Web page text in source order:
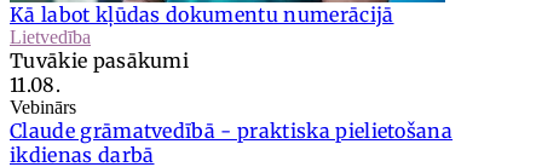
Kā labot kļūdas dokumentu numerācijā
Lietvedība
Tuvākie pasākumi
11.08.
Vebinārs
Claude grāmatvedībā - praktiska pielietošana
ikdienas darbā